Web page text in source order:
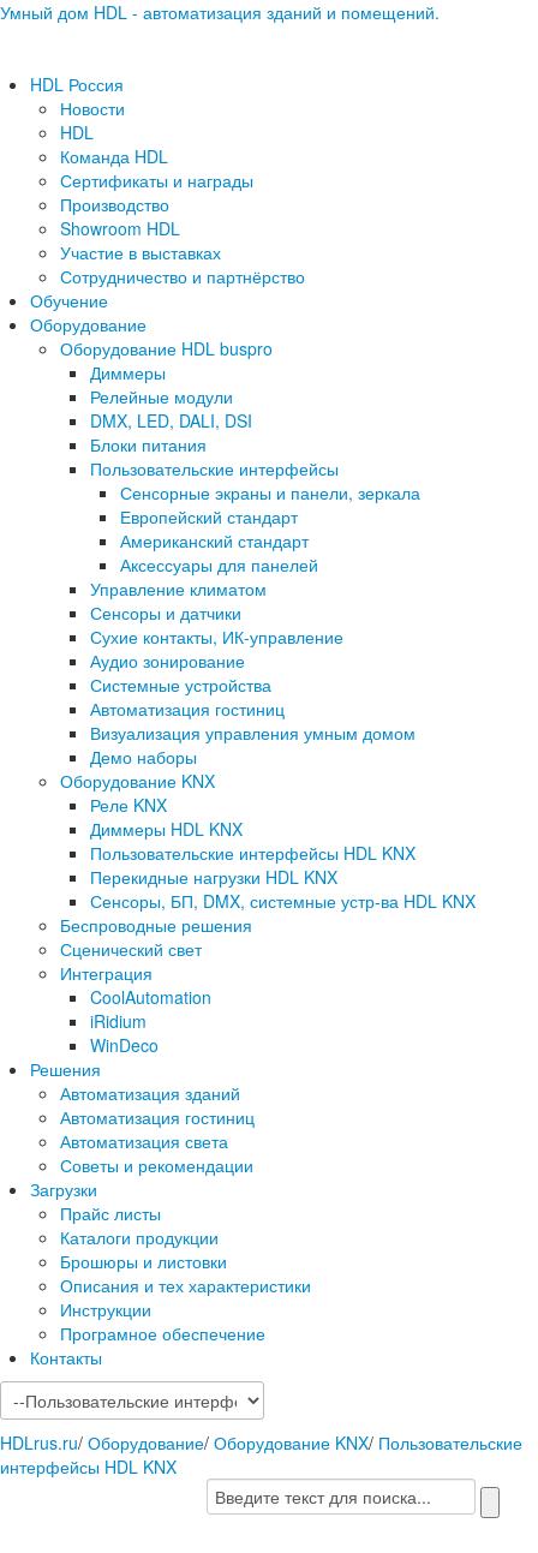
Умный дом HDL - автоматизация зданий и помещений.
HDL Россия
Новости
HDL
Команда HDL
Сертификаты и награды
Производство
Showroom HDL
Участие в выставках
Сотрудничество и партнёрство
Обучение
Оборудование
Оборудование HDL buspro
Диммеры
Релейные модули
DMX, LED, DALI, DSI
Блоки питания
Пользовательские интерфейсы
Сенсорные экраны и панели, зеркала
Европейский стандарт
Американский стандарт
Аксессуары для панелей
Управление климатом
Сенсоры и датчики
Сухие контакты, ИК-управление
Аудио зонирование
Системные устройства
Автоматизация гостиниц
Визуализация управления умным домом
Демо наборы
Оборудование KNX
Реле KNX
Диммеры HDL KNX
Пользовательские интерфейсы HDL KNX
Перекидные нагрузки HDL KNX
Сенсоры, БП, DMX, системные устр-ва HDL KNX
Беспроводные решения
Сценический свет
Интеграция
CoolAutomation
iRidium
WinDeco
Решения
Автоматизация зданий
Автоматизация гостиниц
Автоматизация света
Советы и рекомендации
Загрузки
Прайс листы
Каталоги продукции
Брошюры и листовки
Описания и тех характеристики
Инструкции
Програмное обеспечение
Контакты
HDLrus.ru/ Оборудование/ Оборудование KNX/ Пользовательские
интерфейсы HDL KNX